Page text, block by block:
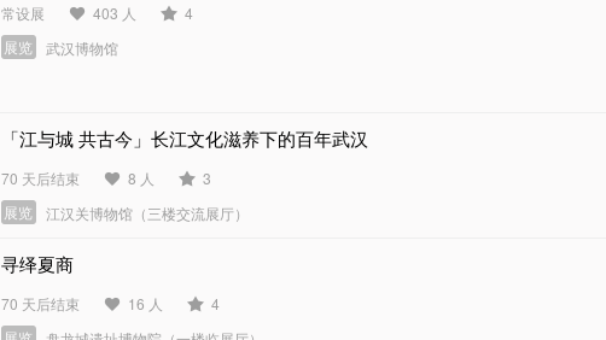
常设展 403 人
4
展览
武汉博物馆
「江与城 共古今」长江文化滋养下的百年武汉
70 天后结束 8 人
3
展览
江汉关博物馆（三楼交流展厅）
寻绎夏商
70 天后结束 16 人
4